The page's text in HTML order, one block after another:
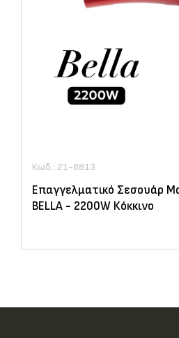
Κωδ.: 21-8813
Επαγγελματικό Σεσουάρ
BELLA - 2200W Κόκκινο